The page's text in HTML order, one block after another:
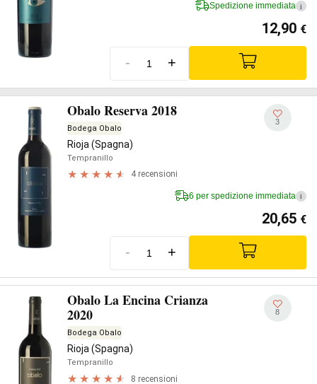
Spedizione immediata i
12,90 €
- +
Obalo Reserva 2018
Bodega Obalo
Rioja (Spagna)
Tempranillo
4 recensioni
3
6 per spedizione immediata i
20,65 €
- +
Obalo La Encina Crianza
2020
Bodega Obalo
Rioja (Spagna)
Tempranillo
8 recensioni
8